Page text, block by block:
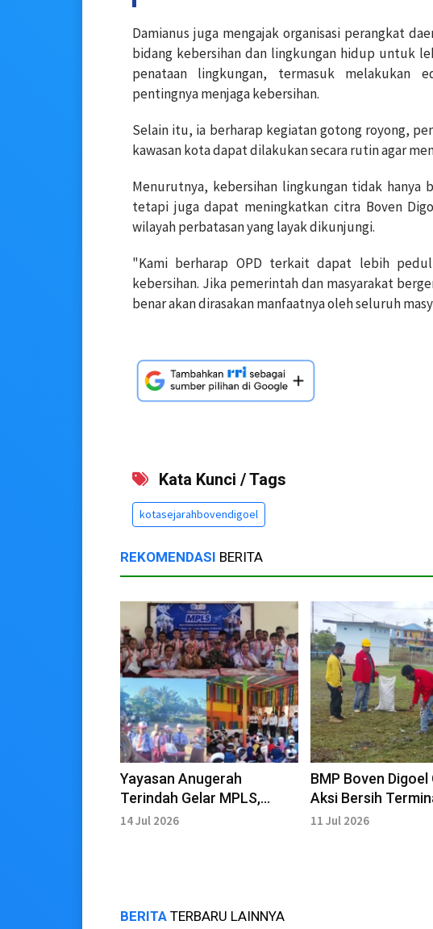
Damianus juga mengajak organisasi perangkat
bidang kebersihan dan lingkungan hidup untuk
penataan lingkungan, termasuk melakukan
pentingnya menjaga kebersihan.
Selain itu, ia berharap kegiatan gotong royong,
kawasan kota dapat dilakukan secara rutin agar
Menurutnya, kebersihan lingkungan tidak hanya
tetapi juga dapat meningkatkan citra Boven
wilayah perbatasan yang layak dikunjungi.
"Kami berharap OPD terkait dapat lebih
kebersihan. Jika pemerintah dan masyarakat
benar akan dirasakan manfaatnya oleh seluruh
Kata Kunci / Tags
kotasejarahbovendigoel
REKOMENDASI BERITA
Yayasan Anugerah
Terindah Gelar MPLS,
Tanamkan Karakter dan
14 Jul 2026
BMP Boven Digoel
Aksi Bersih
Pasar Sentral
11 Jul 2026
BERITA TERBARU LAINNYA